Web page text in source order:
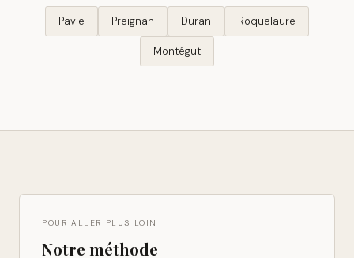
Pavie Preignan Duran Roquelaure
Montégut
POUR ALLER PLUS LOIN
Notre méthode